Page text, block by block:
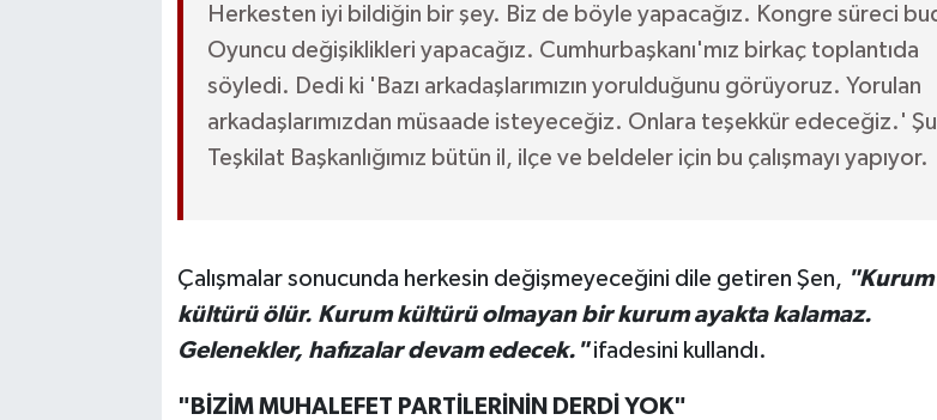
Herkesten iyi bildiğin bir şey. Biz de böyle yapacağız. Kongre süreci
Oyuncu değişiklikleri yapacağız. Cumhurbaşkanı'mız birkaç toplantıda
söyledi. Dedi ki 'Bazı arkadaşlarımızın yorulduğunu görüyoruz. Yorulan
arkadaşlarımızdan müsaade isteyeceğiz. Onlara teşekkür edeceğiz.'
Teşkilat Başkanlığımız bütün il, ilçe ve beldeler için bu çalışmayı yapıyor.
Çalışmalar sonucunda herkesin değişmeyeceğini dile getiren Şen, "Kurum
kültürü ölür. Kurum kültürü olmayan bir kurum ayakta kalamaz.
Gelenekler, hafızalar devam edecek."ifadesini kullandı.
"BİZİM MUHALEFET PARTİLERİNİN DERDİ YOK"